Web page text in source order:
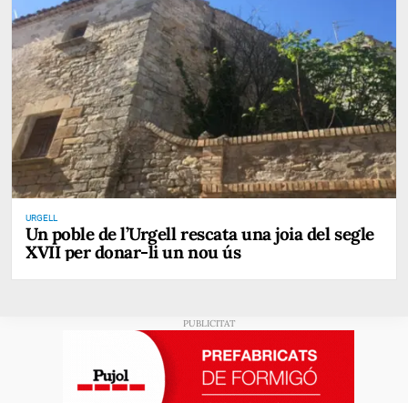
URGELL
Un poble de l’Urgell rescata una joia del segle
XVII per donar-li un nou ús